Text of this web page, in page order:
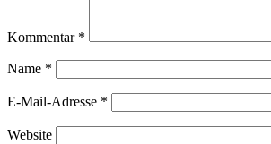
Kommentar *
Name *
E-Mail-Adresse *
Website